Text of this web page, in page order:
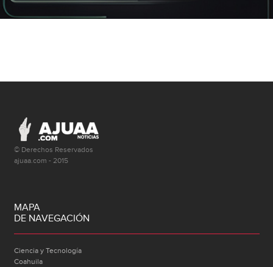
© Derechos Reservados
ajuaa.com - 2015
MAPA
DE NAVEGACIÓN
Ciencia y Tecnología
Coahuila